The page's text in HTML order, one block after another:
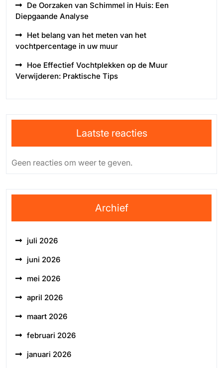
De Oorzaken van Schimmel in Huis: Een
Diepgaande Analyse
Het belang van het meten van het
vochtpercentage in uw muur
Hoe Effectief Vochtplekken op de Muur
Verwijderen: Praktische Tips
Laatste reacties
Geen reacties om weer te geven.
Archief
juli 2026
juni 2026
mei 2026
april 2026
maart 2026
februari 2026
januari 2026